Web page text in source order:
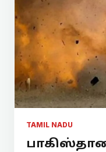
TAMIL NADU